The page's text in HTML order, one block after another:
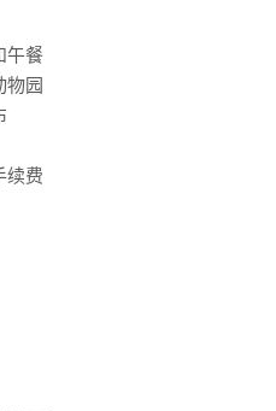
午餐
物园
续费